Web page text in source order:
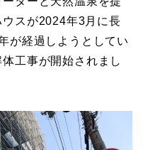
スが2024年3月に長
が経過しようとしてい
工事が開始されまし